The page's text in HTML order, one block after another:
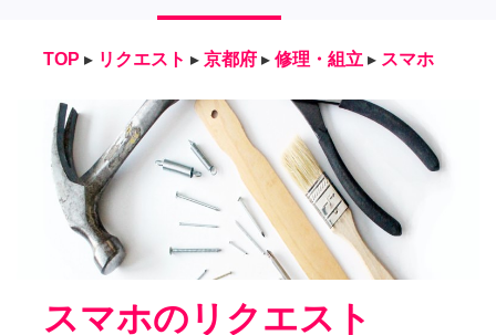
TOP ▸ リクエスト ▸ 京都府 ▸ 修理・組立 ▸ スマホ
スマホのリクエスト